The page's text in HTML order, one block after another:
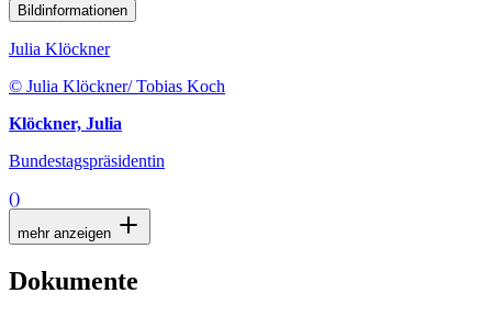
Bildinformationen
Julia Klöckner
© Julia Klöckner/ Tobias Koch
Klöckner, Julia
Bundestagspräsidentin
()
mehr anzeigen
Dokumente